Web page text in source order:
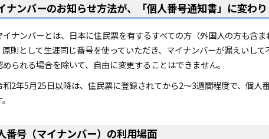
ナンバーのお知らせ方法が、「個人番号通知書」に変わ
ナンバーとは、日本に住民票を有するすべての方（外国人の方も含
原則として生涯同じ番号を使っていただき、マイナンバーが漏えいし
められる場合を除いて、自由に変更することはできません。
2年5月25日以降は、住民票に登録されてから2～3週間程度で、個人
番号（マイナンバー）の利用場面